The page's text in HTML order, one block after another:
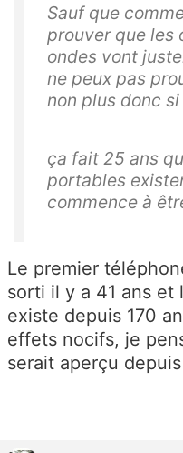
Sauf que
prouver que les
ondes vont
ne peux pas
non plus donc si
ça fait 25 ans
portables
commence à
Le premier
sorti il y a 41 ans et
existe depuis 170
effets nocifs, je
serait aperçu